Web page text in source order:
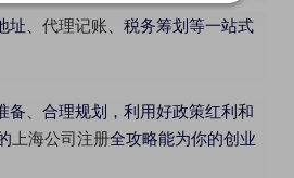
、 代理记账、税务筹划等一站式
、合理规划，利用好政策红利和
上海公司注册全攻略能为你的创业